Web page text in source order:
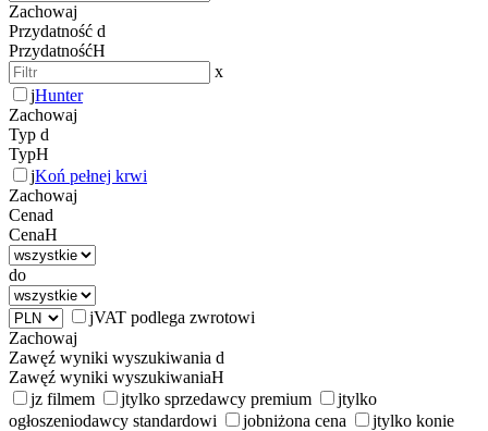
Zachowaj
Przydatność d
PrzydatnośćH
x
jHunter
Zachowaj
Typ d
TypH
jKoń pełnej krwi
Zachowaj
Cenad
CenaH
do
jVAT podlega zwrotowi
Zachowaj
Zawęź wyniki wyszukiwania d
Zawęź wyniki wyszukiwaniaH
jz filmem jtylko sprzedawcy premium jtylko
ogłoszeniodawcy standardowi
jobniżona cena jtylko konie